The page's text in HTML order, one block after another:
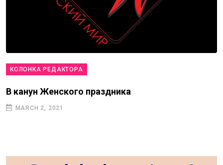
КОЛОНКА РЕДАКТОРА
В канун Женского праздника
MARCH 2, 2021